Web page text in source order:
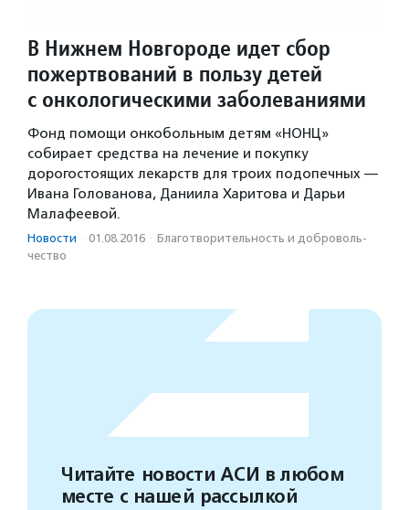
В Нижнем Новгороде идет сбор
пожертвований в пользу детей
с онкологическими заболеваниями
Фонд помощи онкобольным детям «НОНЦ»
собирает средства на лечение и покупку
дорогостоящих лекарств для троих подопечных —
Ивана Голованова, Даниила Харитова и Дарьи
Малафеевой.
Новости · 01.08.2016 · Благотвори­тель­ность и доброволь­
чест­во
Читайте новости АСИ в любом
месте с нашей рассылкой